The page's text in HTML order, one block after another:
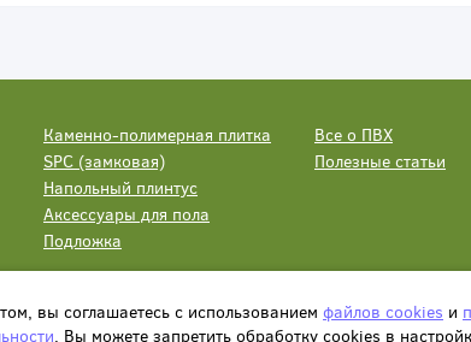
Каменно-полимерная плитка
SPC (замковая)
Напольный плинтус
Аксессуары для пола
Подложка
Все о ПВХ
Полезные статьи
вы соглашаетесь с использованием файлов cookies и
. Вы можете запретить обработку сookies в